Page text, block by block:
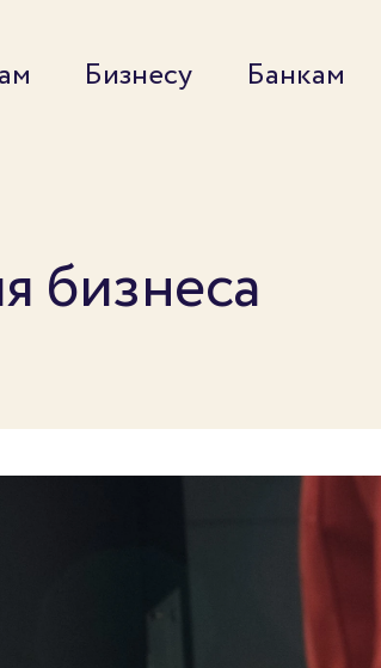
Бизнесу Банкам
бизнеса